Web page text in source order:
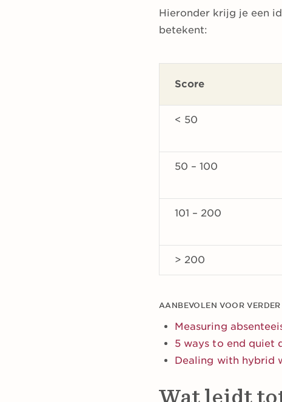
Hieronder krijg je een
betekent:
Score
< 50
50 – 100
101 – 200
> 200
AANBEVOLEN VOOR
Measuring
5 ways to end quiet
Dealing with hybrid
Wat leidt